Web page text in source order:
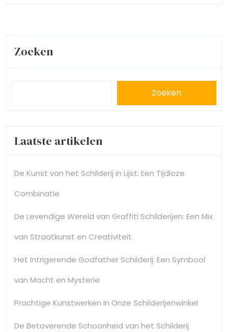
Zoeken
Zoeken
Laatste artikelen
De Kunst van het Schilderij in Lijst: Een Tijdloze
Combinatie
De Levendige Wereld van Graffiti Schilderijen: Een Mix
van Straatkunst en Creativiteit
Het Intrigerende Godfather Schilderij: Een Symbool
van Macht en Mysterie
Prachtige Kunstwerken in Onze Schilderijenwinkel
De Betoverende Schoonheid van het Schilderij